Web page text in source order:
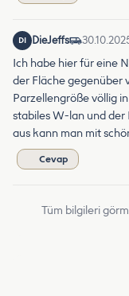
DI DieJeffs
Ich habe hier für eine
der Fläche gegenüber
Parzellengröße völlig
stabiles W-lan und der
aus kann man mit
Cevap
Tüm bilgileri